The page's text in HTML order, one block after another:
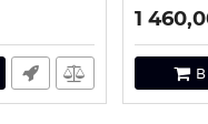
Артикул:
1